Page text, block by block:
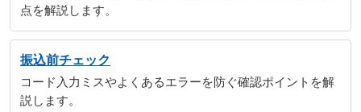
点を解説します。
振込前チェック
コード入力ミスやよくあるエラーを防ぐ確認ポイントを解
説します。